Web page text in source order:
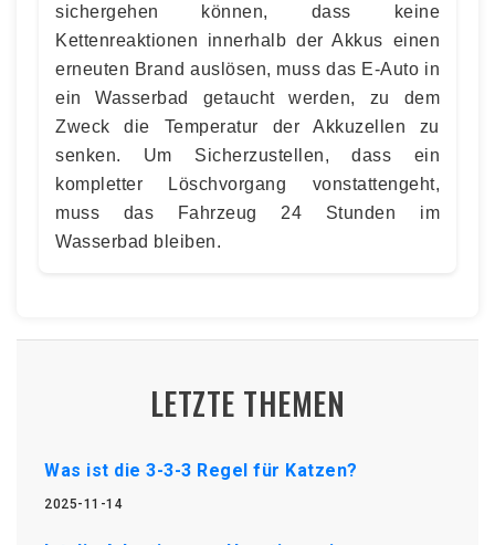
sichergehen können, dass keine
Kettenreaktionen innerhalb der Akkus einen
erneuten Brand auslösen, muss das E-Auto in
ein Wasserbad getaucht werden, zu dem
Zweck die Temperatur der Akkuzellen zu
senken. Um Sicherzustellen, dass ein
kompletter Löschvorgang vonstattengeht,
muss das Fahrzeug 24 Stunden im
Wasserbad bleiben.
LETZTE THEMEN
Was ist die 3-3-3 Regel für Katzen?
2025-11-14